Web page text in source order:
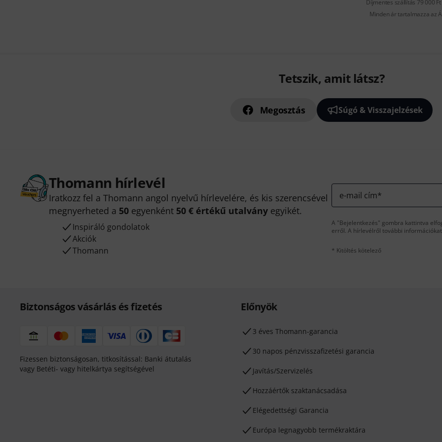
Díjmentes szállítás 79 000
Minden ár tartalmazza az
Tetszik, amit látsz?
Megosztás Súgó & Visszajelzések
Thomann hírlevél
Iratkozz fel a Thomann angol nyelvű hírlevelére, és kis szerencsével
megnyerheted a 50 egyenként 50 € értékű utalvány egyikét.
Inspiráló gondolatok
Akciók
Thomann
e-mail cím*
A "Bejelentkezés" gombra kattintva
erről. A hírlevélről további
* Kitöltés kötelező
Biztonságos vásárlás és fizetés
Fizessen biztonságosan, titkosítással: Banki átutalás
vagy Betéti- vagy hitelkártya segítségével
Előnyök
3 éves Thomann-garancia
30 napos pénzvisszafizetési garancia
Javítás/Szervizelés
Hozzáértők szaktanácsadása
Elégedettségi Garancia
Európa legnagyobb termékraktára